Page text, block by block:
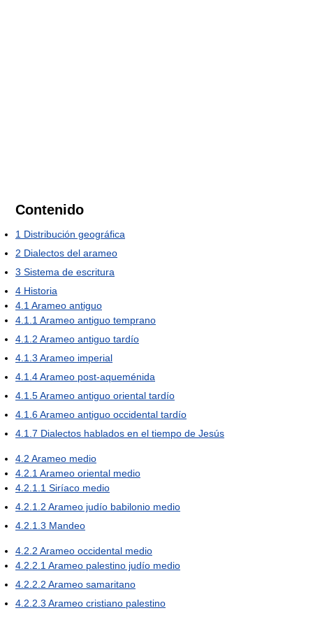
Contenido
1 Distribución geográfica
2 Dialectos del arameo
3 Sistema de escritura
4 Historia
4.1 Arameo antiguo
4.1.1 Arameo antiguo temprano
4.1.2 Arameo antiguo tardío
4.1.3 Arameo imperial
4.1.4Arameo post-aqueménida
4.1.5Arameo antiguo oriental tardío
4.1.6Arameo antiguo occidental tardío
4.1.7 Dialectos hablados en el tiempo de Jesús
4.2 Arameo medio
4.2.1 Arameo oriental medio
4.2.1.1 Siríaco medio
4.2.1.2 Arameo judío babilonio medio
4.2.1.3 Mandeo
4.2.2 Arameo occidental medio
4.2.2.1 Arameo palestino judío medio
4.2.2.2 Arameo samaritano
4.2.2.3 Arameo cristiano palestino